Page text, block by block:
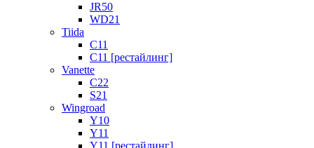
JR50
WD21
Tiida
C11
C11 [рестайлинг]
Vanette
C22
S21
Wingroad
Y10
Y11
Y11 [рестайлинг]